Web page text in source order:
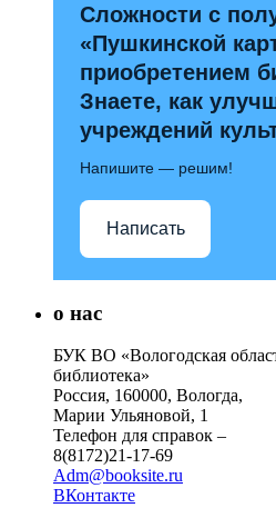
Сложности с
«Пушкинской
приобретением
Знаете, как
учреждений
Напишите — решим!
Написать
о нас
БУК ВО «Вологодская
библиотека»
Россия, 160000, Вологда,
Марии Ульяновой, 1
Телефон для справок –
8(8172)21-17-69
Adm@booksite.ru
ВКонтакте